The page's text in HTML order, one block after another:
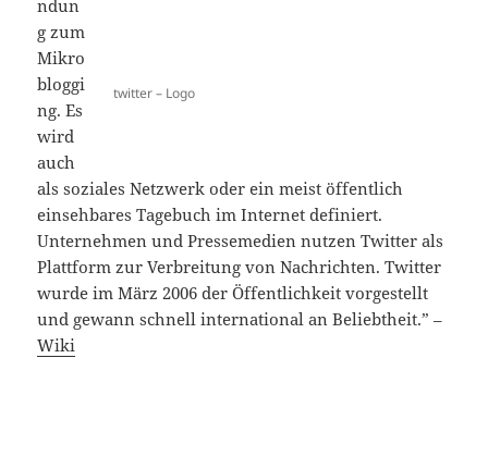
twitter – Logo
ndun
g zum
Mikro
bloggi
ng. Es
wird
auch
als soziales Netzwerk oder ein meist öffentlich
einsehbares Tagebuch im Internet definiert.
Unternehmen und Pressemedien nutzen Twitter als
Plattform zur Verbreitung von Nachrichten. Twitter
wurde im März 2006 der Öffentlichkeit vorgestellt
und gewann schnell international an Beliebtheit.” –
Wiki